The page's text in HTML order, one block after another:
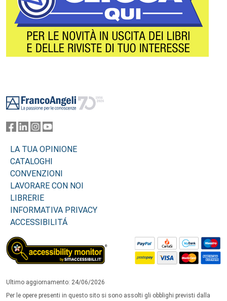
LA TUA OPINIONE
CATALOGHI
CONVENZIONI
LAVORARE CON NOI
LIBRERIE
INFORMATIVA PRIVACY
ACCESSIBILITÁ
Ultimo aggiornamento: 24/06/2026
Per le opere presenti in questo sito si sono assolti gli obblighi previsti dalla